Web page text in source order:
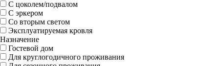
С цоколем/подвалом
С эркером
Со вторым светом
Эксплуатируемая кровля
Назначение
Гостевой дом
Для круглогодичного проживания